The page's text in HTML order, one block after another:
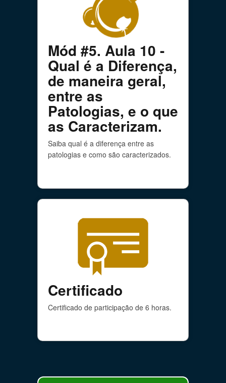
Mód #5. Aula 10 -
Qual é a Diferença,
de maneira geral,
entre as
Patologias, e o que
as Caracterizam.
Saiba qual é a diferença entre as
patologias e como são caracterizados.
Certificado
Certificado de participação de 6 horas.